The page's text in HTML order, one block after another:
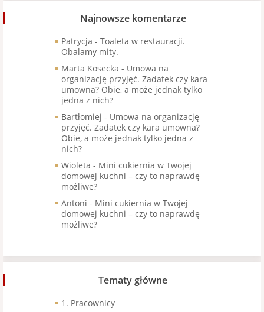
Najnowsze komentarze
Patrycja - Toaleta w restauracji.
Obalamy mity.
Marta Kosecka - Umowa na
organizację przyjęć. Zadatek czy kara
umowna? Obie, a może jednak tylko
jedna z nich?
Bartłomiej - Umowa na organizację
przyjęć. Zadatek czy kara umowna?
Obie, a może jednak tylko jedna z
nich?
Wioleta - Mini cukiernia w Twojej
domowej kuchni – czy to naprawdę
możliwe?
Antoni - Mini cukiernia w Twojej
domowej kuchni – czy to naprawdę
możliwe?
Tematy główne
1. Pracownicy